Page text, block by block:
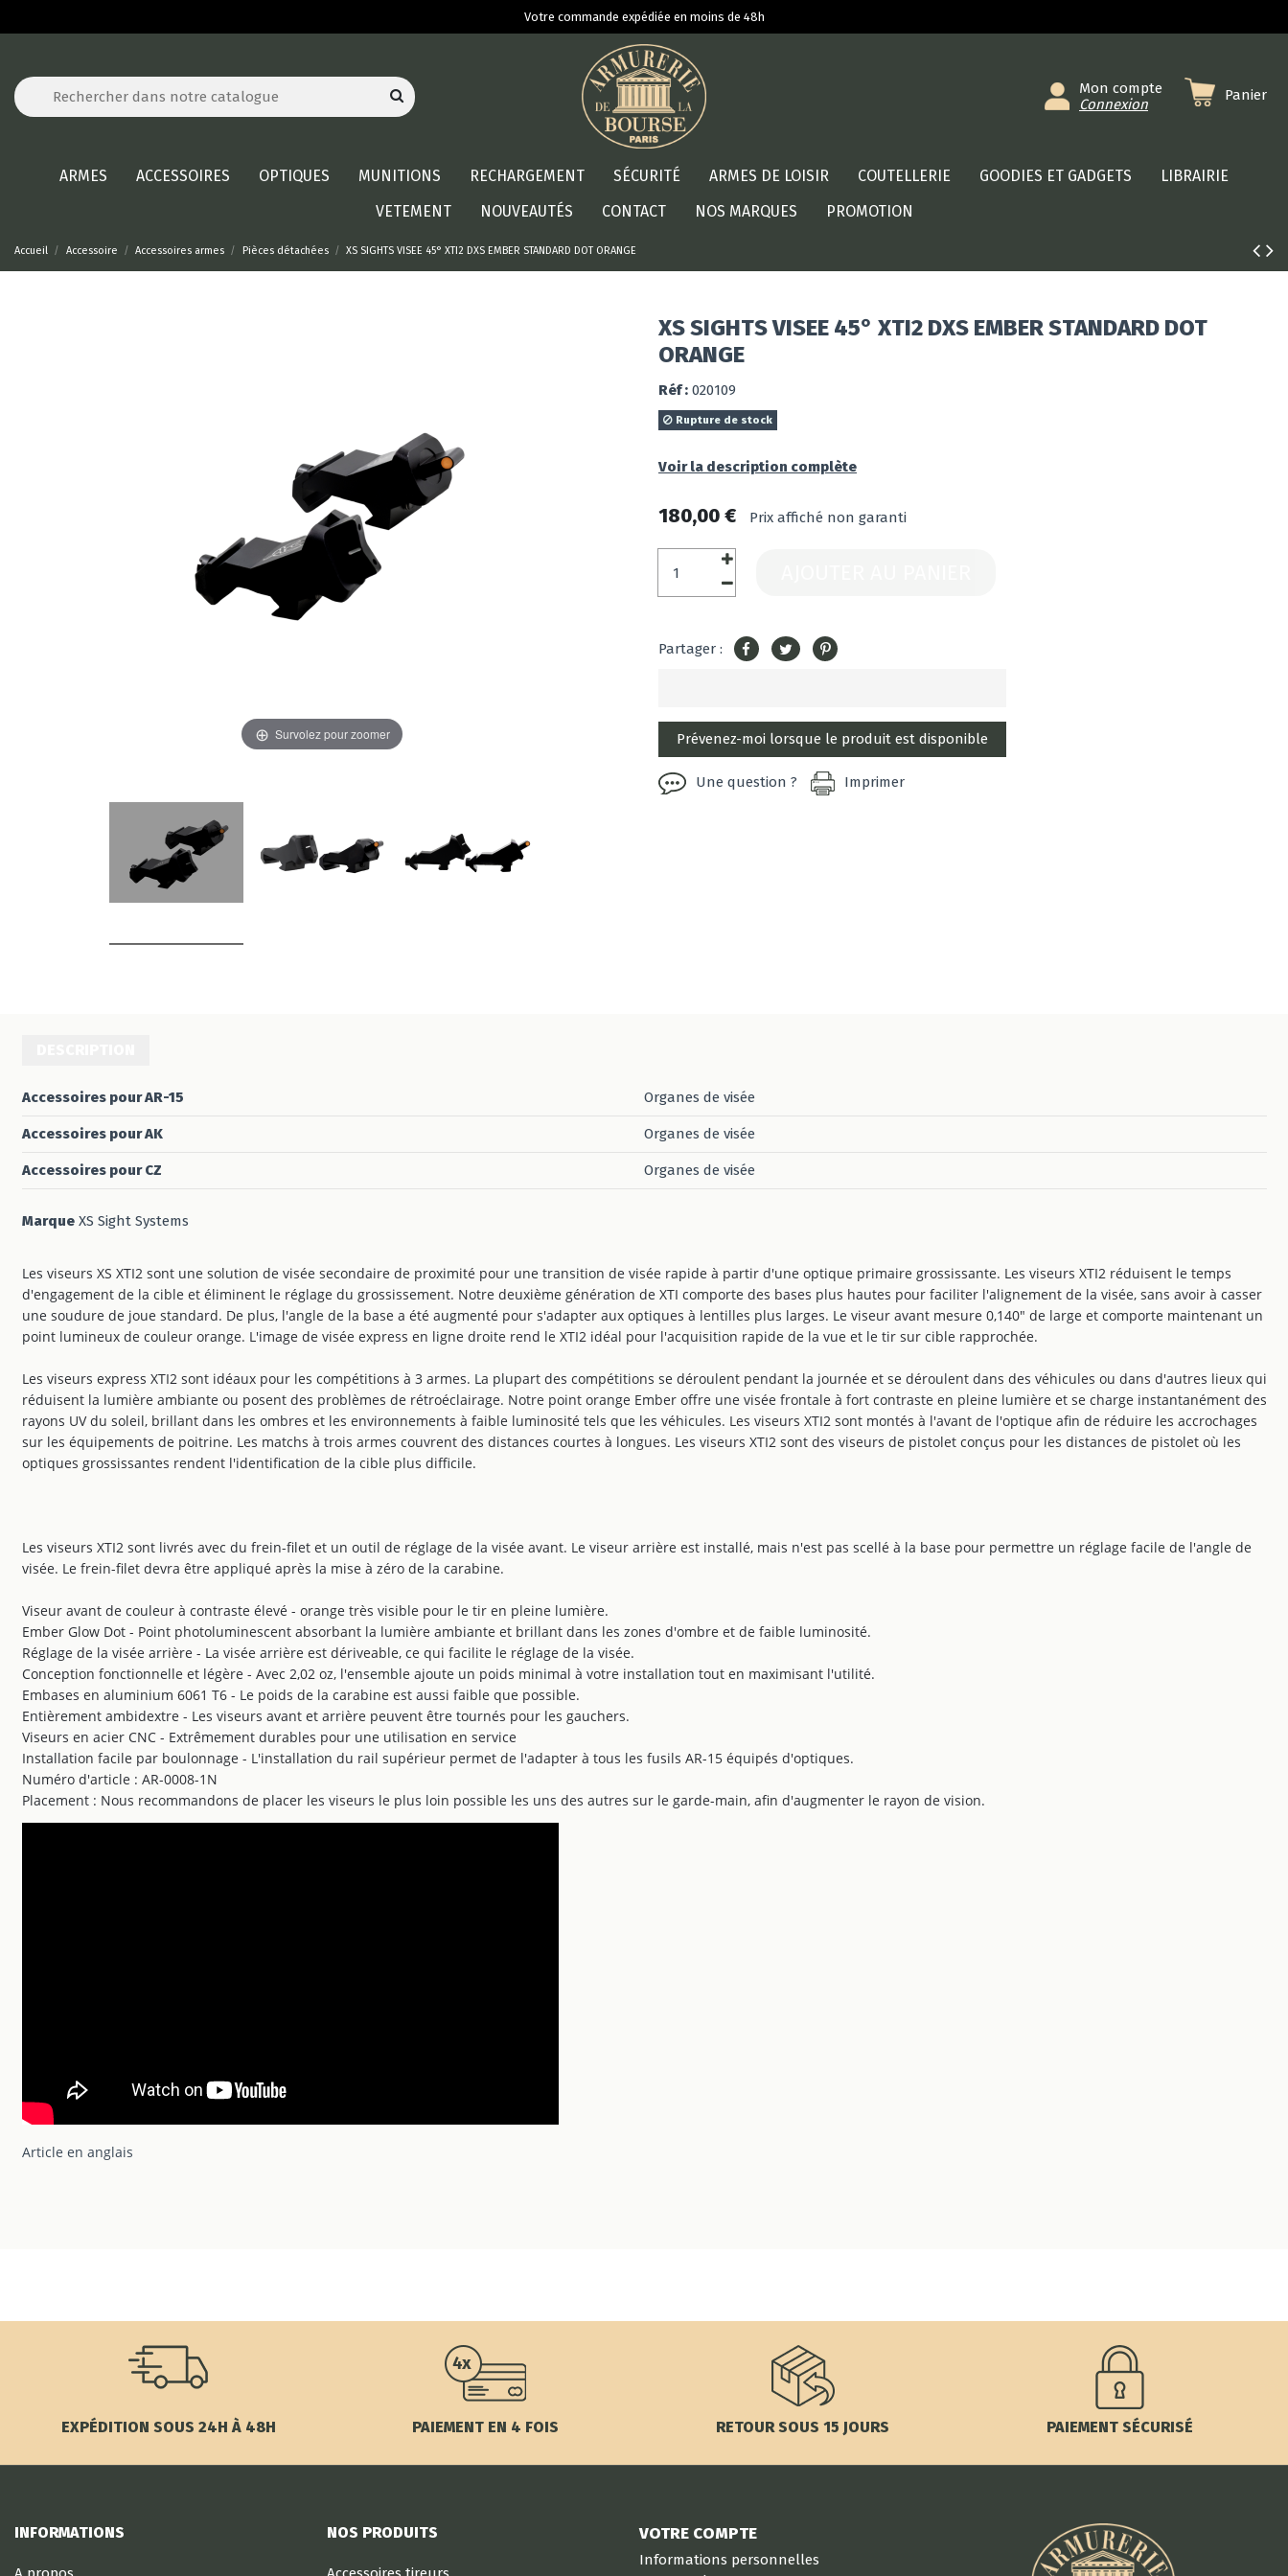
Votre commande expédiée en moins de 48h
Mon compte
Connexion
Panier
ARMES ACCESSOIRES OPTIQUES MUNITIONS RECHARGEMENT SÉCURITÉ ARMES DE LOISIR COUTELLERIE GOODIES ET GADGETS
LIBRAIRIE
VETEMENT
NOUVEAUTÉS CONTACT NOS MARQUES PROMOTION
Accueil Accessoire Accessoires armes Pièces détachées XS SIGHTS VISEE 45° XTI2 DXS EMBER STANDARD DOT ORANGE
Survolez pour zoomer
XS SIGHTS VISEE 45° XTI2 DXS EMBER STANDARD DOT
ORANGE
Réf : 020109
Rupture de stock
Voir la description complète
180,00 € Prix affiché non garanti
Partager :
Une question ? Imprimer
Accessoires pour AR-15 Organes de visée
Accessoires pour AK Organes de visée
Accessoires pour CZ Organes de visée
Marque XS Sight Systems
Les viseurs XS XTI2 sont une solution de visée secondaire de proximité pour une transition de visée rapide à partir d'une optique primaire grossissante. Les viseurs XTI2 réduisent le temps
d'engagement de la cible et éliminent le réglage du grossissement. Notre deuxième génération de XTI comporte des bases plus hautes pour faciliter l'alignement de la visée, sans avoir à casser
une soudure de joue standard. De plus, l'angle de la base a été augmenté pour s'adapter aux optiques à lentilles plus larges. Le viseur avant mesure 0,140" de large et comporte maintenant un
point lumineux de couleur orange. L'image de visée express en ligne droite rend le XTI2 idéal pour l'acquisition rapide de la vue et le tir sur cible rapprochée.
Les viseurs express XTI2 sont idéaux pour les compétitions à 3 armes. La plupart des compétitions se déroulent pendant la journée et se déroulent dans des véhicules ou dans d'autres lieux qui
réduisent la lumière ambiante ou posent des problèmes de rétroéclairage. Notre point orange Ember offre une visée frontale à fort contraste en pleine lumière et se charge instantanément des
rayons UV du soleil, brillant dans les ombres et les environnements à faible luminosité tels que les véhicules. Les viseurs XTI2 sont montés à l'avant de l'optique afin de réduire les accrochages
sur les équipements de poitrine. Les matchs à trois armes couvrent des distances courtes à longues. Les viseurs XTI2 sont des viseurs de pistolet conçus pour les distances de pistolet où les
optiques grossissantes rendent l'identification de la cible plus difficile.
Les viseurs XTI2 sont livrés avec du frein-filet et un outil de réglage de la visée avant. Le viseur arrière est installé, mais n'est pas scellé à la base pour permettre un réglage facile de l'angle de
visée. Le frein-filet devra être appliqué après la mise à zéro de la carabine.
Viseur avant de couleur à contraste élevé - orange très visible pour le tir en pleine lumière.
Ember Glow Dot - Point photoluminescent absorbant la lumière ambiante et brillant dans les zones d'ombre et de faible luminosité.
Réglage de la visée arrière - La visée arrière est dériveable, ce qui facilite le réglage de la visée.
Conception fonctionnelle et légère - Avec 2,02 oz, l'ensemble ajoute un poids minimal à votre installation tout en maximisant l'utilité.
Embases en aluminium 6061 T6 - Le poids de la carabine est aussi faible que possible.
Entièrement ambidextre - Les viseurs avant et arrière peuvent être tournés pour les gauchers.
Viseurs en acier CNC - Extrêmement durables pour une utilisation en service
Installation facile par boulonnage - L'installation du rail supérieur permet de l'adapter à tous les fusils AR-15 équipés d'optiques.
Numéro d'article : AR-0008-1N
Placement : Nous recommandons de placer les viseurs le plus loin possible les uns des autres sur le garde-main, afin d'augmenter le rayon de vision.
Article en anglais
EXPÉDITION SOUS 24H À 48H PAIEMENT EN 4 FOIS RETOUR SOUS 15 JOURS PAIEMENT SÉCURISÉ
INFORMATIONS NOS PRODUITS VOTRE COMPTE
Informations personnelles